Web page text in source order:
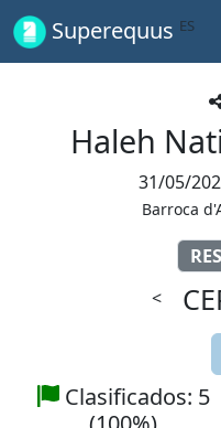
Superequus ES
Haleh
31/05/
Barroca
<
Clasificados: 5